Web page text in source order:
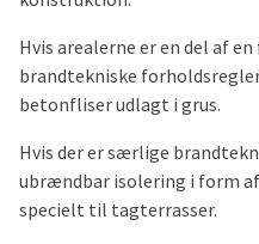
Hvis arealerne er en del af
brandtekniske
betonfliser udlagt i grus.
Hvis der er særlige
ubrændbar isolering i form
specielt til tagterrasser.